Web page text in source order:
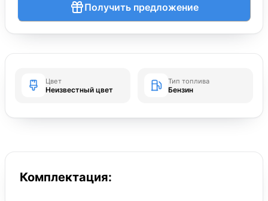
Получить предложение
Цвет
Неизвестный цвет
Тип топлива
Бензин
Комплектация: